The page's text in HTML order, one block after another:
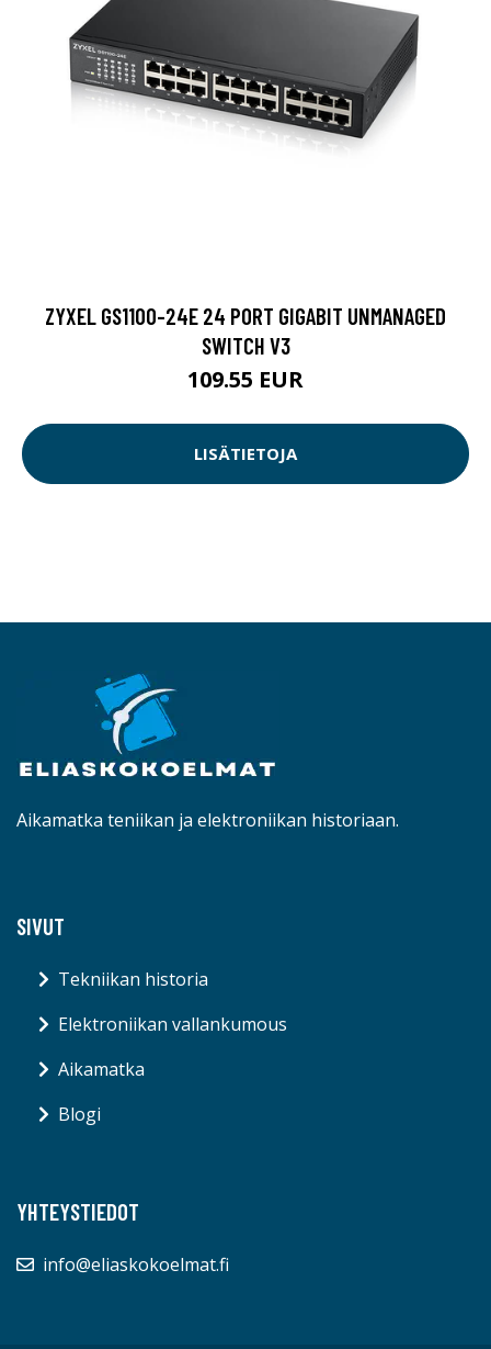
ZYXEL GS1100-24E 24 PORT GIGABIT UNMANAGED
SWITCH V3
109.55 EUR
LISÄTIETOJA
Aikamatka teniikan ja elektroniikan historiaan.
SIVUT
Tekniikan historia
Elektroniikan vallankumous
Aikamatka
Blogi
YHTEYSTIEDOT
info@eliaskokoelmat.fi